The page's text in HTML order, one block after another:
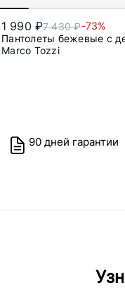
1 990 ₽7 430 ₽-73%
Пантолеты бежевые с
Marco Tozzi
90 дней гарантии